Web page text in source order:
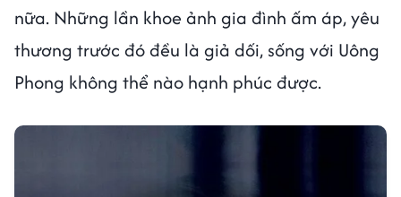
nữa. Những lần khoe ảnh gia đình ấm áp, yêu
thương trước đó đều là giả dối, sống với Uông
Phong không thể nào hạnh phúc được.